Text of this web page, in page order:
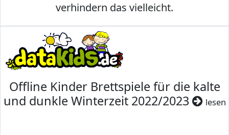
verhindern das vielleicht.
Offline Kinder Brettspiele für die kalte
und dunkle Winterzeit 2022/2023
lesen